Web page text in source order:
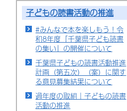
子どもの読書活動の推進
#みんなで本を楽しもう！令
和8年度「千葉県子ども読書
の集い」の開催について
千葉県子どもの読書活動推進
計画（第五次）（案）に関す
る意見募集結果について
過年度の取組｜子どもの読書
活動の推進